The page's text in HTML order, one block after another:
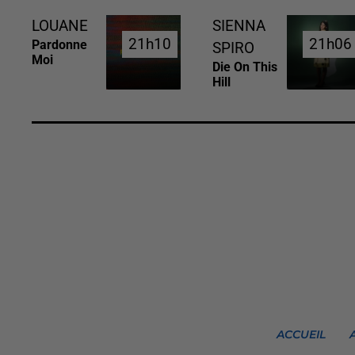
LOUANE
Pardonne
Moi
21h10
21h10
SIENNA
SPIRO
Die On This
Hill
21h06
21h06
ACCUEIL